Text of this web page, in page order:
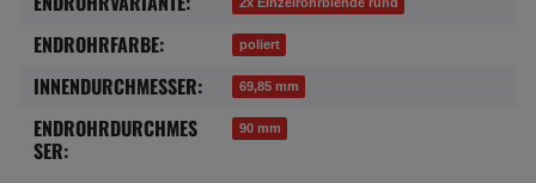
ENDROHRFARBE: poliert
INNENDURCHMESSER: 69,85 mm
ENDROHRDURCHMES
SER:
90 mm